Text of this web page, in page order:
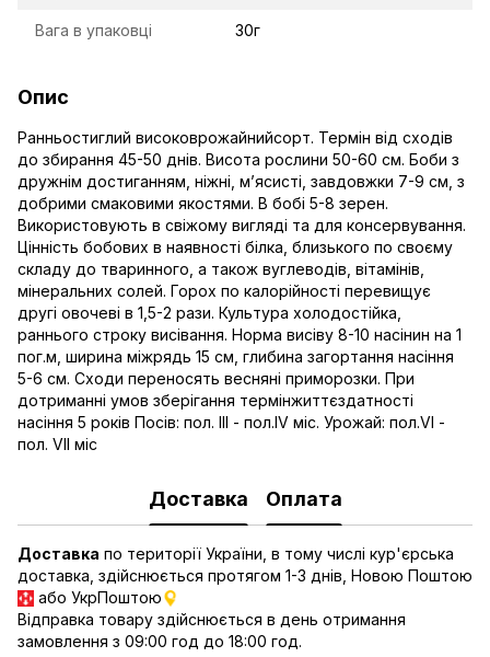
Вага в упаковці 30г
Опис
Ранньостиглий високоврожайнийсорт. Термін від сходів
до збирання 45-50 днів. Висота рослини 50-60 см. Боби з
дружнім достиганням, ніжні, м’ясисті, завдовжки 7-9 см, з
добрими смаковими якостями. В бобі 5-8 зерен.
Використовують в свіжому вигляді та для консервування.
Цінність бобових в наявності білка, близького по своєму
складу до тваринного, а також вуглеводів, вітамінів,
мінеральних солей. Горох по калорійності перевищує
другі овочеві в 1,5-2 рази. Культура холодостійка,
раннього строку висівання. Норма висіву 8-10 насінин на 1
пог.м, ширина міжрядь 15 см, глибина загортання насіння
5-6 см. Сходи переносять весняні приморозки. При
дотриманні умов зберігання термінжиттєздатності
насіння 5 років Посів: пол. III - пол.IV міс. Урожай: пол.VI -
пол. VII міс
Доставка Оплата
Доставка по території України, в тому числі кур'єрська
доставка, здійснюється протягом 1-3 днів, Новою Поштою
або УкрПоштою
Відправка товару здійснюється в день отримання
замовлення з 09:00 год до 18:00 год.